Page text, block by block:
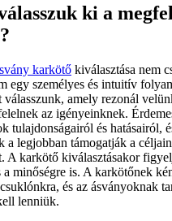
ki a
karkötő kiválasztása nem
egy személyes és intuitív
amely rezonál
az igényeinknek.
tulajdonságairól és hatásairól,
a legjobban támogatják a
A karkötő kiválasztásakor
a minőségre is. A karkötőnek
és az ásványoknak
lenniük.